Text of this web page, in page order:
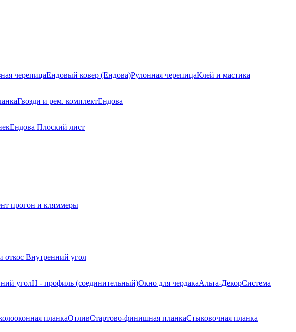
черепицаЕндовый ковер (Ендова)Рулонная черепицаКлей и мастика
Гвозди и рем. комплектЕндова
Ендова Плоский лист
прогон и кляммеры
откос Внутренний угол
уголH - профиль (соединительный)Окно для чердакаАльта-ДекорСистема
планкаОтливСтартово-финишная планкаСтыковочная планка